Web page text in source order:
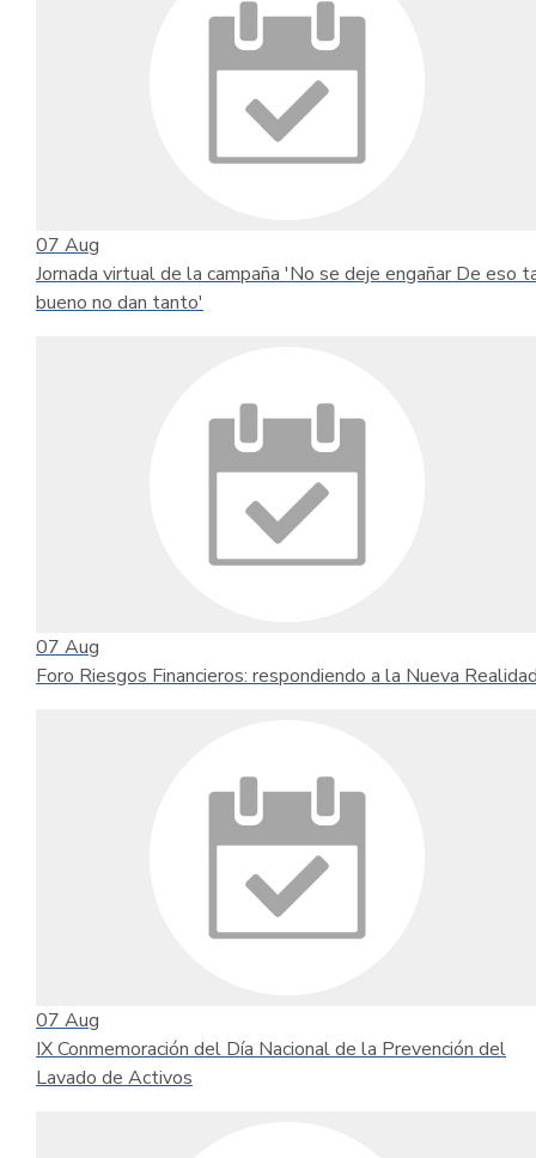
07 Aug
Jornada virtual de la campaña 'No se deje engañar De eso
bueno no dan tanto'
07 Aug
Foro Riesgos Financieros: respondiendo a la Nueva
07 Aug
IX Conmemoración del Día Nacional de la Prevención del
Lavado de Activos